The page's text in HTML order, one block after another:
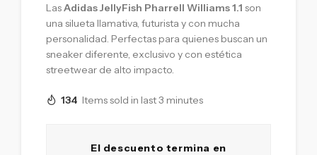
LasAdidas JellyFish Pharrell Williams 1.1 son
una silueta llamativa, futurista y con mucha
personalidad. Perfectas para quienes buscan un
sneaker diferente, exclusivo y con estética
streetwear de alto impacto.
134 Items sold in last 3 minutes
El descuento termina en